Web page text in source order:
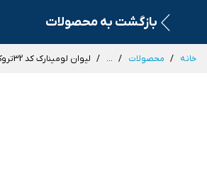
بازگشت به محصولات
خانه محصولات ... لیوان لومینارک کد 32تروکت بسته 6 عددی